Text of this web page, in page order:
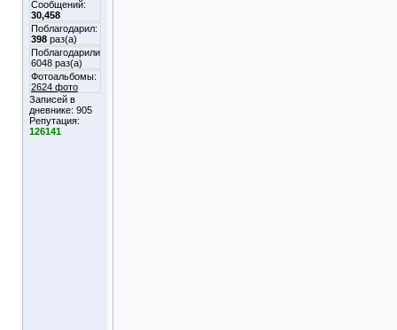
Сообщений:
30,458
Поблагодарил:
398 раз(а)
Поблагодарили
6048 раз(а)
Фотоальбомы:
2624 фото
Записей в
дневнике: 905
Репутация:
126141